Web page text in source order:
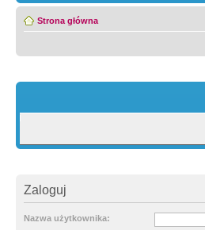
Strona główna
Zaloguj
Nazwa użytkownika: